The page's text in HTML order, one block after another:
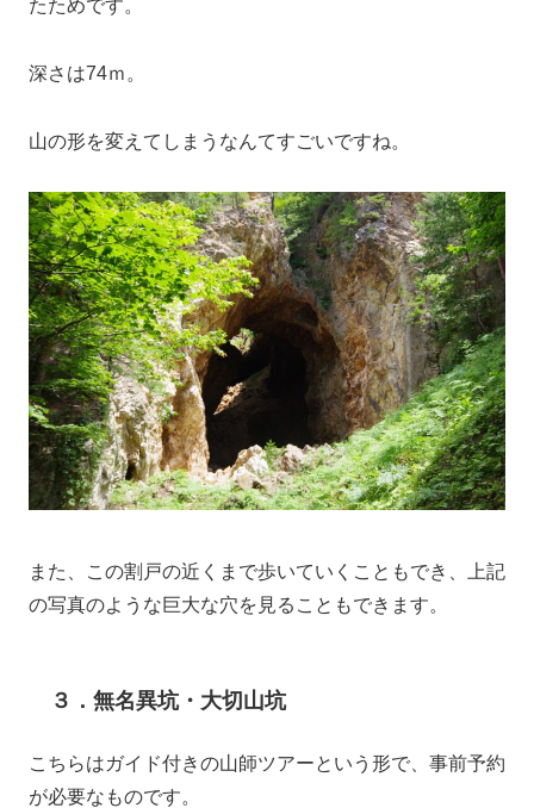
たためです。
深さは74ｍ。
山の形を変えてしまうなんてすごいですね。
また、この割戸の近くまで歩いていくこともでき、上記
の写真のような巨大な穴を見ることもできます。
３．無名異坑・大切山坑
こちらはガイド付きの山師ツアーという形で、事前予約
が必要なものです。